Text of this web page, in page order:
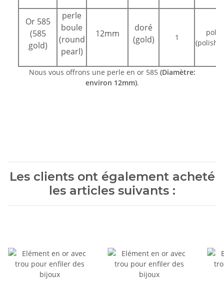
Or 585
(585
gold)
perle
boule
(round
pearl)
12mm
doré
(gold)
1
poli
Nous vous offrons une perle en or 585 (Diamètre:
environ 12mm).
Les clients ont également acheté
les articles suivants :